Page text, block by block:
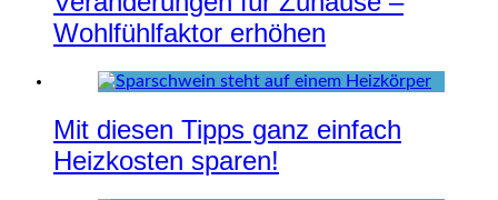
Wohlfühlfaktor erhöhen
Mit diesen Tipps ganz einfach
Heizkosten sparen!